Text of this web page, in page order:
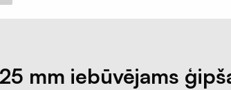
mm iebūvējams